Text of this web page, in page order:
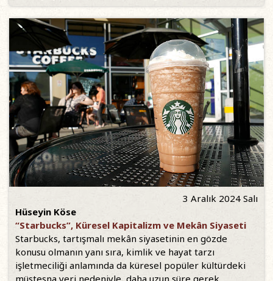
3 Aralık 2024 Salı
Hüseyin Köse
“Starbucks”, Küresel Kapitalizm ve Mekân Siyaseti
Starbucks, tartışmalı mekân siyasetinin en gözde
konusu olmanın yanı sıra, kimlik ve hayat tarzı
işletmeciliği anlamında da küresel popüler kültürdeki